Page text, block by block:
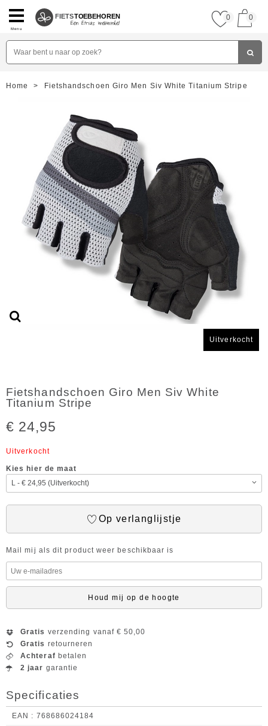
Menu
FIETSTOEBEHOREN 0 0
Home > Fietshandschoen Giro Men Siv White Titanium Stripe
Uitverkocht
Fietshandschoen Giro Men Siv White
Titanium Stripe
€ 24,95
Uitverkocht
Kies hier de maat
Op verlanglijstje
Mail mij als dit product weer beschikbaar is
Houd mij op de hoogte
Gratis verzending vanaf € 50,00
Gratis retourneren
Achteraf betalen
2 jaar garantie
Specificaties
EAN 768686024184